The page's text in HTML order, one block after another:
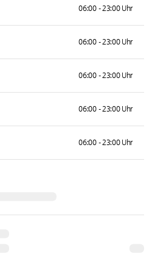
06:00 - 23:00 Uhr
06:00 - 23:00 Uhr
06:00 - 23:00 Uhr
06:00 - 23:00 Uhr
06:00 - 23:00 Uhr